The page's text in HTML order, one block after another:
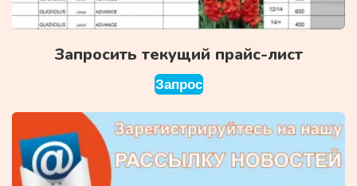
Запросить текущий прайс-лист
Запрос